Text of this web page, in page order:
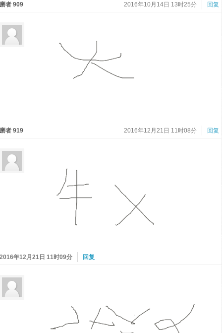
磨者 909 回复
2016年10月14日 13时25分
磨者 919 回复
2016年12月21日 11时08分
回复
2016年12月21日 11时09分